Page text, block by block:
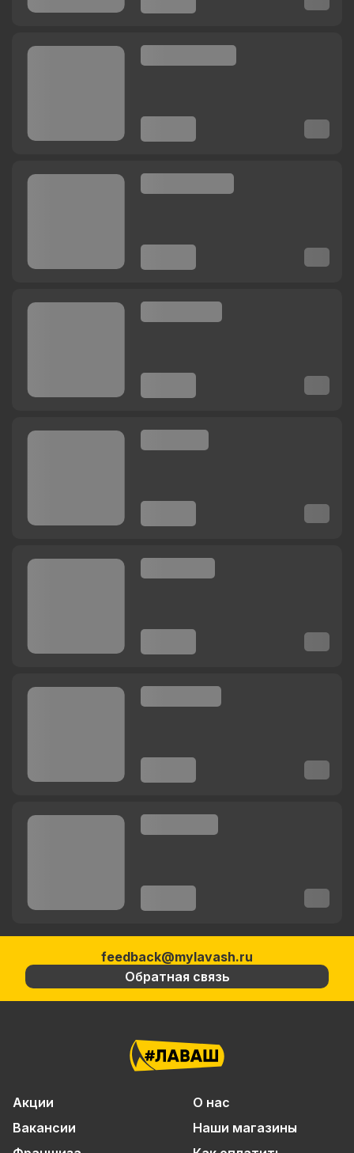
feedback@mylavash.ru
Обратная связь
Акции
О нас
Вакансии
Наши магазины